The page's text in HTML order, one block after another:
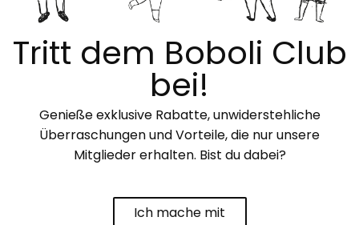
Tritt dem Boboli Club
bei!
Genieße exklusive Rabatte, unwiderstehliche
Überraschungen und Vorteile, die nur unsere
Mitglieder erhalten. Bist du dabei?
Ich mache mit